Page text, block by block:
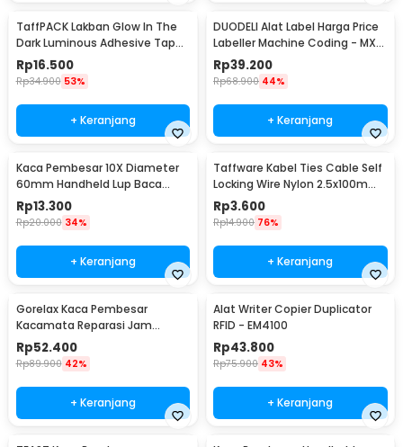
TaffPACK Lakban Glow In The
Dark Luminous Adhesive Tape
10M 1.5cm - A0015
Rp16.500
Rp34.900 53%
+ Keranjang
DUODELI Alat Label Harga Price
Labeller Machine Coding - MX-
5500
Rp39.200
Rp68.900 44%
+ Keranjang
Kaca Pembesar 10X Diameter
60mm Handheld Lup Baca
Desain Naga Elegan
Rp13.300
Rp20.000 34%
+ Keranjang
Taffware Kabel Ties Cable Self
Locking Wire Nylon 2.5x100mm
100 PCS - V94
Rp3.600
Rp14.900 76%
+ Keranjang
Gorelax Kaca Pembesar
Kacamata Reparasi Jam
Magnifier with 2 LED 20X -
9892A
Rp52.400
Rp89.900 42%
+ Keranjang
Alat Writer Copier Duplicator
RFID - EM4100
Rp43.800
Rp75.900 43%
+ Keranjang